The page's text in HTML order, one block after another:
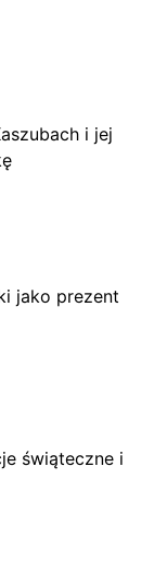
i jej
jako prezent
świąteczne i